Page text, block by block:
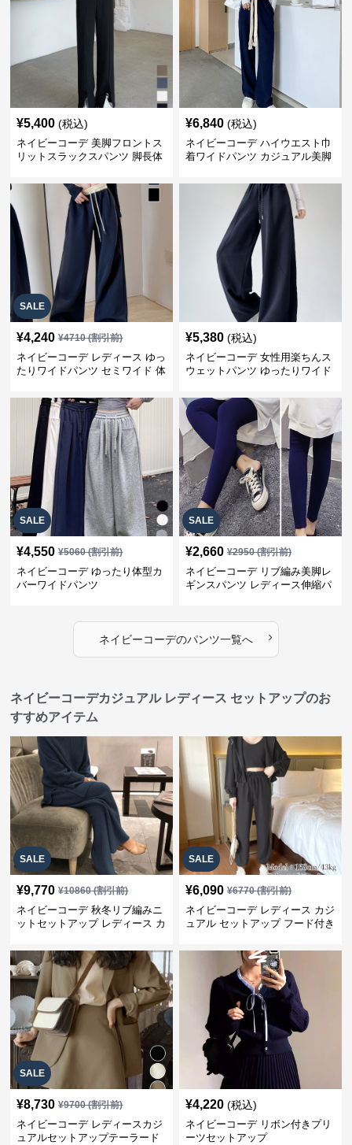
¥5,400 (税込)
ネイビーコーデ 美脚フロントス
リットスラックスパンツ 脚長体
¥6,840 (税込)
ネイビーコーデ ハイウエスト巾
着ワイドパンツ カジュアル美脚
SALE
¥4,240 ¥4710(割引前)
ネイビーコーデ レディース ゆっ
たりワイドパンツ セミワイド 体
¥5,380 (税込)
ネイビーコーデ 女性用楽ちんス
ウェットパンツ ゆったりワイド
SALE
¥4,550 ¥5060(割引前)
ネイビーコーデ ゆったり体型カ
バーワイドパンツ
SALE
¥2,660 ¥2950(割引前)
ネイビーコーデ リブ編み美脚レ
ギンスパンツ レディース伸縮パ
ネイビーコーデのパンツ一覧へ ›
ネイビーコーデカジュアル レディース セットアップのお
すすめアイテム
SALE
¥9,770 ¥10860(割引前)
ネイビーコーデ 秋冬リブ編みニ
ットセットアップ レディース カ
SALE
¥6,090 ¥6770(割引前)
ネイビーコーデ レディース カジ
ュアル セットアップ フード付き
SALE
¥8,730 ¥9700(割引前)
ネイビーコーデ レディースカジ
ュアルセットアップテーラード
¥4,220 (税込)
ネイビーコーデ リボン付きプリ
ーツセットアップ